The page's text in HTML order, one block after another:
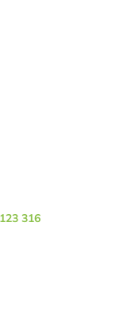
316